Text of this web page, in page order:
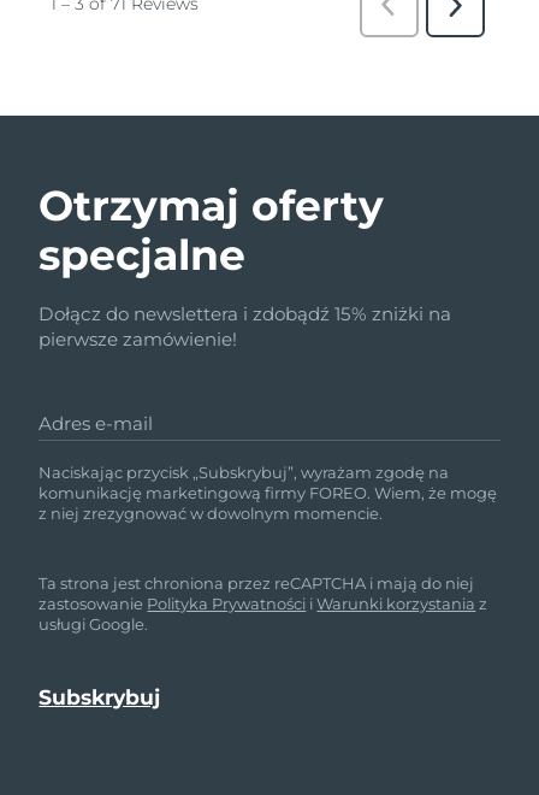
Otrzymaj oferty
specjalne
Dołącz do newslettera i zdobądź 15% zniżki na
pierwsze zamówienie!
Adres e-mail
Naciskając przycisk „Subskrybuj”, wyrażam zgodę na
komunikację marketingową firmy FOREO. Wiem, że mogę
z niej zrezygnować w dowolnym momencie.
Ta strona jest chroniona przez reCAPTCHA i mają do niej
zastosowanie Polityka Prywatności iWarunki korzystania z
usługi Google.